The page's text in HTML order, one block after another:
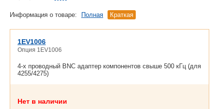
Информация о товаре: Полная Краткая
1EV1006
Опция 1EV1006
4-х проводный BNC адаптер компонентов свыше 500 кГц (для
4255/4275)
Нет в наличии